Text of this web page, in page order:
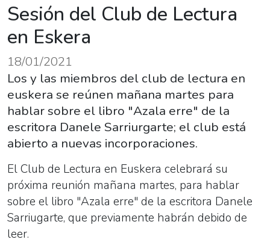
Sesión del Club de Lectura
en Eskera
18/01/2021
Los y las miembros del club de lectura en
euskera se reúnen mañana martes para
hablar sobre el libro "Azala erre" de la
escritora Danele Sarriurgarte; el club está
abierto a nuevas incorporaciones.
El Club de Lectura en Euskera celebrará su
próxima reunión mañana martes, para hablar
sobre el libro "Azala erre" de la escritora Danele
Sarriugarte, que previamente habrán debido de
leer.